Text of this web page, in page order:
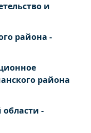
и
района -
района
-